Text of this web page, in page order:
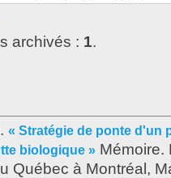
archivés : 1.
« Stratégie de ponte d'un
biologique » Mémoire.
Québec à Montréal,